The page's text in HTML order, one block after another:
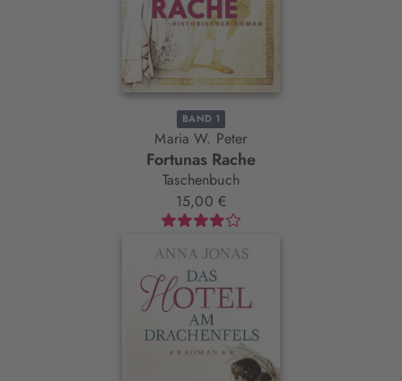
BAND 1
Maria W. Peter
Fortunas Rache
Taschenbuch
15,00 €